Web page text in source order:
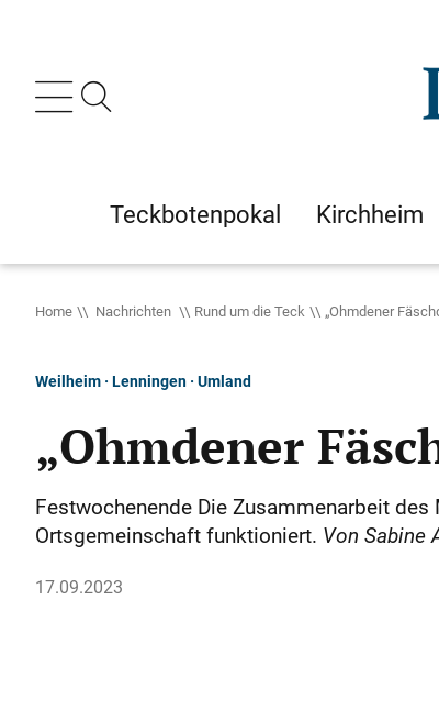
Teckbotenpokal Kirchheim
Home Nachrichten Rund um die Teck „Ohmdener
Weilheim · Lenningen · Umland
„Ohmdener
Festwochenende Die Zusammenarbeit
Ortsgemeinschaft funktioniert. Von Sabine
17.09.2023